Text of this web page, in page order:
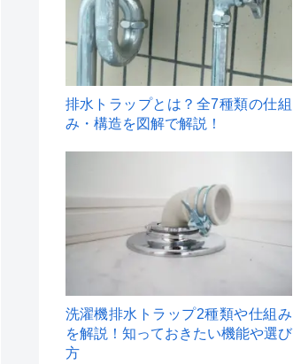
排水トラップとは？全7種類の仕組
み・構造を図解で解説！
洗濯機排水トラップ2種類や仕組み
を解説！知っておきたい機能や選び
方